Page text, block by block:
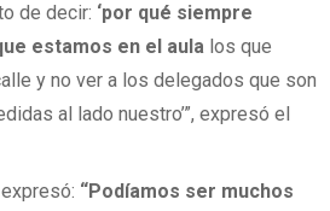
de decir: ‘por qué siempre
estamos en el aula los que
y no ver a los delegados que son
al lado nuestro’”, expresó el
“Podíamos ser muchos